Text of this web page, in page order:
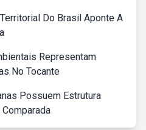
Do Brasil Aponte A
Representam
No Tocante
Possuem Estrutura